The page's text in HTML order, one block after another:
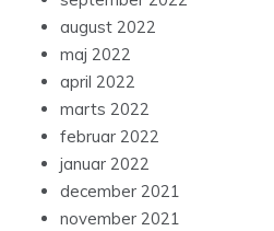
august 2022
maj 2022
april 2022
marts 2022
februar 2022
januar 2022
december 2021
november 2021